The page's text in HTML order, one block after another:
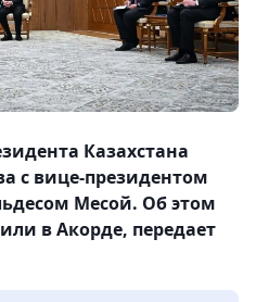
Казахстана
с вице-президентом
Месой. Об этом
в Акорде, передает